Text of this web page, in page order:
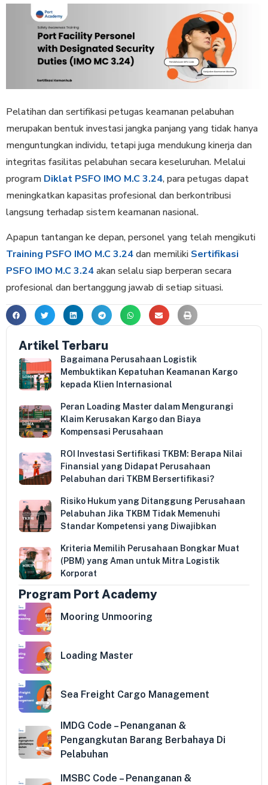
Pelatihan dan sertifikasi petugas keamanan pelabuhan
merupakan bentuk investasi jangka panjang yang tidak hanya
menguntungkan individu, tetapi juga mendukung kinerja dan
integritas fasilitas pelabuhan secara keseluruhan. Melalui
program Diklat PSFO IMO M.C 3.24, para petugas dapat
meningkatkan kapasitas profesional dan berkontribusi
langsung terhadap sistem keamanan nasional.
Apapun tantangan ke depan, personel yang telah mengikuti
Training PSFO IMO M.C 3.24dan memiliki Sertifikasi
PSFO IMO M.C 3.24akan selalu siap berperan secara
profesional dan bertanggung jawab di setiap situasi.
Artikel Terbaru
Bagaimana Perusahaan Logistik
Membuktikan Kepatuhan Keamanan Kargo
kepada Klien Internasional
Peran Loading Master dalam Mengurangi
Klaim Kerusakan Kargo dan Biaya
Kompensasi Perusahaan
ROI Investasi Sertifikasi TKBM: Berapa Nilai
Finansial yang Didapat Perusahaan
Pelabuhan dari TKBM Bersertifikasi?
Risiko Hukum yang Ditanggung Perusahaan
Pelabuhan Jika TKBM Tidak Memenuhi
Standar Kompetensi yang Diwajibkan
Kriteria Memilih Perusahaan Bongkar Muat
(PBM) yang Aman untuk Mitra Logistik
Korporat
Program Port Academy
Mooring Unmooring
Loading Master
Sea Freight Cargo Management
IMDG Code – Penanganan &
Pengangkutan Barang Berbahaya Di
Pelabuhan
IMSBC Code – Penanganan &